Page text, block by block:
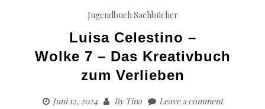
JugendbuchSachbücher
Luisa Celestino –
Wolke 7 – Das Kreativbuch
zum Verlieben
Juni 12, 2024 ByTina Leave a comment